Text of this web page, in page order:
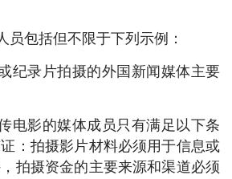
员包括但不限于下列示例：
纪录片拍摄的外国新闻媒体主要
电影的媒体成员只有满足以下条
：拍摄影片材料必须用于信息或
拍摄资金的主要来源和渠道必须